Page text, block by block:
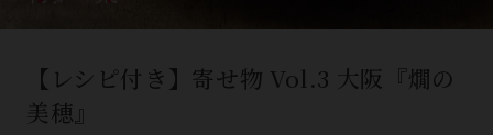
【レシピ付き】寄せ物 Vol.3 大阪『燗の
美穂』